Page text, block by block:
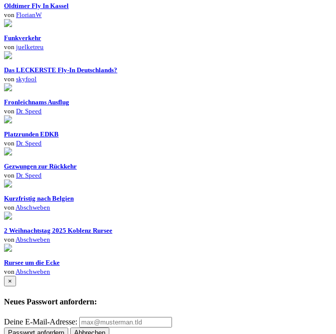
Oldtimer Fly In Kassel
von FlorianW
Funkverkehr
von juelketreu
Das LECKERSTE Fly-In Deutschlands?
von skyfool
Fronleichnams Ausflug
von Dr. Speed
Platzrunden EDKB
von Dr. Speed
Gezwungen zur Rückkehr
von Dr. Speed
Kurzfristig nach Belgien
vonAbschweben
2 Weihnachtstag 2025 Koblenz Rursee
vonAbschweben
Rursee um die Ecke
vonAbschweben
×
Neues Passwort anfordern:
Deine E-Mail-Adresse: